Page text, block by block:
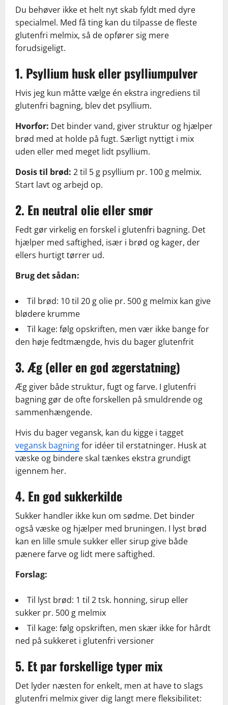
Du behøver ikke et helt nyt skab fyldt med dyre
specialmel. Med få ting kan du tilpasse de fleste
glutenfri melmix, så de opfører sig mere
forudsigeligt.
1. Psyllium husk eller psylliumpulver
Hvis jeg kun måtte vælge én ekstra ingrediens til
glutenfri bagning, blev det psyllium.
Hvorfor: Det binder vand, giver struktur og hjælper
brød med at holde på fugt. Særligt nyttigt i mix
uden eller med meget lidt psyllium.
Dosis til brød: 2 til 5 g psyllium pr. 100 g melmix.
Start lavt og arbejd op.
2. En neutral olie eller smør
Fedt gør virkelig en forskel i glutenfri bagning. Det
hjælper med saftighed, især i brød og kager, der
ellers hurtigt tørrer ud.
Brug det sådan:
Til brød: 10 til 20 g olie pr. 500 g melmix kan give
blødere krumme
Til kage: følg opskriften, men vær ikke bange for
den høje fedtmængde, hvis du bager glutenfrit
3. Æg (eller en god ægerstatning)
Æg giver både struktur, fugt og farve. I glutenfri
bagning gør de ofte forskellen på smuldrende og
sammenhængende.
Hvis du bager vegansk, kan du kigge i tagget
vegansk bagningfor idéer til erstatninger. Husk at
væske og bindere skal tænkes ekstra grundigt
igennem her.
4. En god sukkerkilde
Sukker handler ikke kun om sødme. Det binder
også væske og hjælper med bruningen. I lyst brød
kan en lille smule sukker eller sirup give både
pænere farve og lidt mere saftighed.
Forslag:
Til lyst brød: 1 til 2 tsk. honning, sirup eller
sukker pr. 500 g melmix
Til kage: følg opskriften, men skær ikke for hårdt
ned på sukkeret i glutenfri versioner
5. Et par forskellige typer mix
Det lyder næsten for enkelt, men at have to slags
glutenfri melmix giver dig langt mere fleksibilitet: